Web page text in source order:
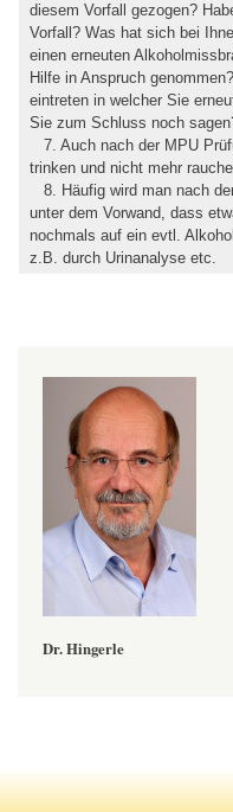
diesem Vorfall gezogen?
Vorfall? Was hat sich bei
einen erneuten
Hilfe in Anspruch
eintreten in welcher Sie
Sie zum Schluss noch
7. Auch nach der MPU
trinken und nicht mehr
8. Häufig wird man nach
unter dem Vorwand, dass
nochmals auf ein evtl.
z.B. durch Urinanalyse etc.
Dr. Hingerle